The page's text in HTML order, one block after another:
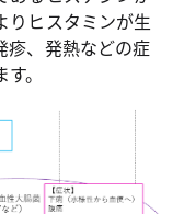
りヒスタミンが生
疹、発熱などの症
。